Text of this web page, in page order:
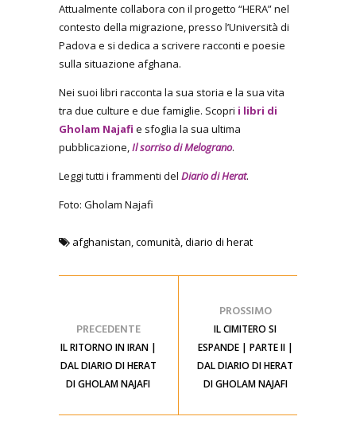
Attualmente collabora con il progetto “HERA” nel
contesto della migrazione, presso l’Università di
Padova e si dedica a scrivere racconti e poesie
sulla situazione afghana.
Nei suoi libri racconta la sua storia e la sua vita
tra due culture e due famiglie. Scopri i libri di
Gholam Najafi e sfoglia la sua ultima
pubblicazione,Il sorriso di Melograno.
Leggi tutti i frammenti del Diario di Herat.
Foto: Gholam Najafi
afghanistan,comunità,diario di herat
PRECEDENTE
IL RITORNO IN IRAN |
DAL DIARIO DI HERAT
DI GHOLAM NAJAFI
PROSSIMO
IL CIMITERO SI
ESPANDE | PARTE II |
DAL DIARIO DI HERAT
DI GHOLAM NAJAFI